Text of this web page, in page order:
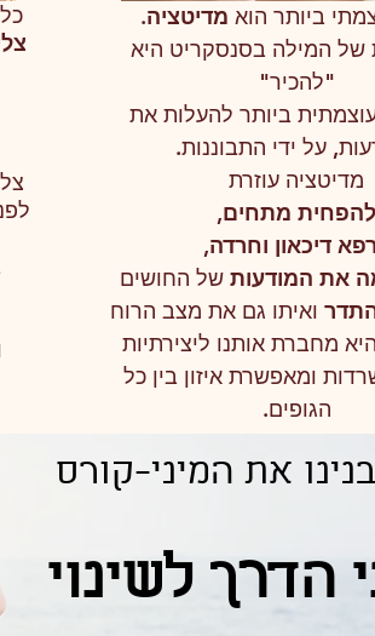
ביותר הוא מדיטציה.
המילה בסנסקריט היא
"להכיר"
ביותר להעלות את
על ידי התבוננות.
מדיטציה עוזרת
להפחית מתחים,
דיכאון וחרדה,
את המודעות של החושים
ואיתו גם את מצב הרוח
מחברת אותנו ליצירתיות
ומאפשרת איזון בין כל
הגופים.
את המיני-קורס